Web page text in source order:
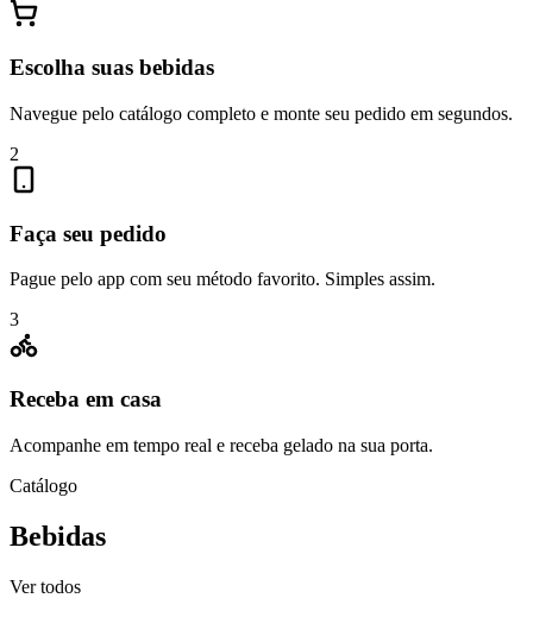
Escolha suas bebidas
Navegue pelo catálogo completo e monte seu pedido em segundos.
2
Faça seu pedido
Pague pelo app com seu método favorito. Simples assim.
3
Receba em casa
Acompanhe em tempo real e receba gelado na sua porta.
Catálogo
Bebidas
Ver todos